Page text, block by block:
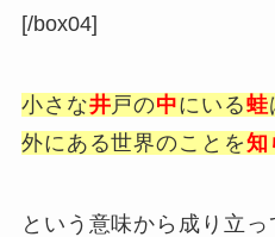
[/box04]
小さな井 戸の中にいる蛙
外にある世界のことを知
という意味から成り立っ